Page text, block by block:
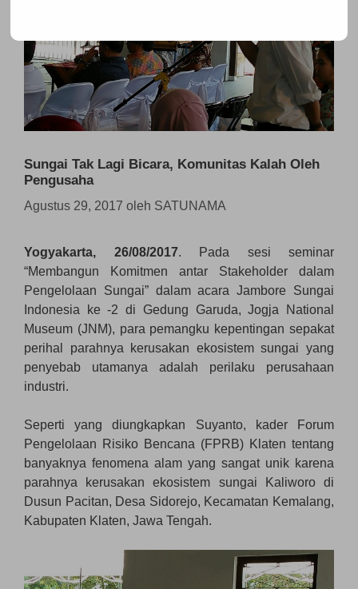
Sungai Tak Lagi Bicara, Komunitas Kalah Oleh
Pengusaha
Agustus 29, 2017 oleh SATUNAMA
Yogyakarta, 26/08/2017. Pada sesi seminar
“Membangun Komitmen antar Stakeholder dalam
Pengelolaan Sungai” dalam acara Jambore Sungai
Indonesia ke -2 di Gedung Garuda, Jogja National
Museum (JNM), para pemangku kepentingan sepakat
perihal parahnya kerusakan ekosistem sungai yang
penyebab utamanya adalah perilaku perusahaan
industri.
Seperti yang diungkapkan Suyanto, kader Forum
Pengelolaan Risiko Bencana (FPRB) Klaten tentang
banyaknya fenomena alam yang sangat unik karena
parahnya kerusakan ekosistem sungai Kaliworo di
Dusun Pacitan, Desa Sidorejo, Kecamatan Kemalang,
Kabupaten Klaten, Jawa Tengah.